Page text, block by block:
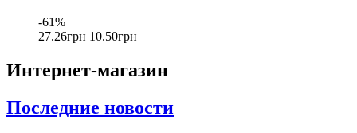
-61%
27.26грн 10.50грн
Интернет-магазин
Последние новости